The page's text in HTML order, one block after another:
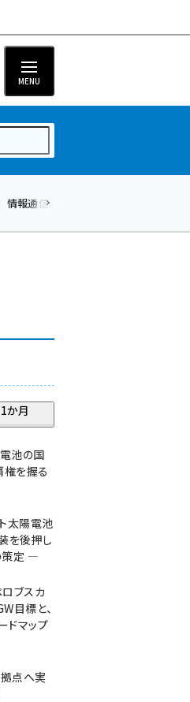
MENU
情報通信（ICT）
1か月
池の国
を握る
太陽電池
を後押し
策定 ―
ブスカ
目標と、
ドマップ
点へ実